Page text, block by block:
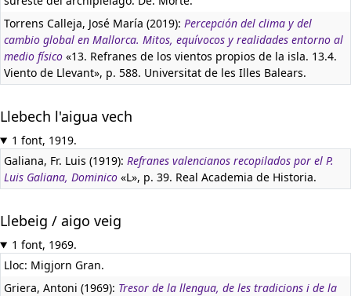
Torrens Calleja, José María (2019): Percepción del clima y del
cambio global en Mallorca. Mitos, equívocos y realidades entorno al
medio físico «13. Refranes de los vientos propios de la isla. 13.4.
Viento de Llevant», p. 588. Universitat de les Illes Balears.
Llebech l'aigua vech
1 font, 1919.
Galiana, Fr. Luis (1919): Refranes valencianos recopilados por el P.
Luis Galiana, Dominico «L», p. 39. Real Academia de Historia.
Llebeig / aigo veig
1 font, 1969.
Lloc: Migjorn Gran.
Griera, Antoni (1969): Tresor de la llengua, de les tradicions i de la